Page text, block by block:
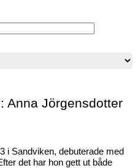
Anna Jörgensdotter
i Sandviken, debuterade med
det har hon gett ut både